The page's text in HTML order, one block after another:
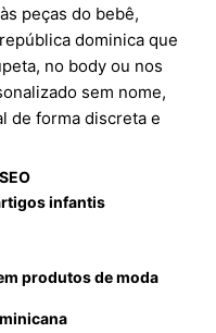
peças do bebê,
dominica que
no body ou nos
sem nome,
de forma discreta e
infantis
produtos de moda